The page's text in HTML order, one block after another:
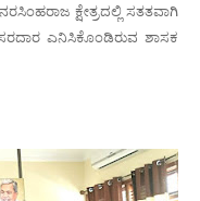
ಕ್ಷೇತ್ರದಲ್ಲಿ ಸತತವಾಗಿ
ಎನಿಸಿಕೊಂಡಿರುವ ಶಾಸಕ